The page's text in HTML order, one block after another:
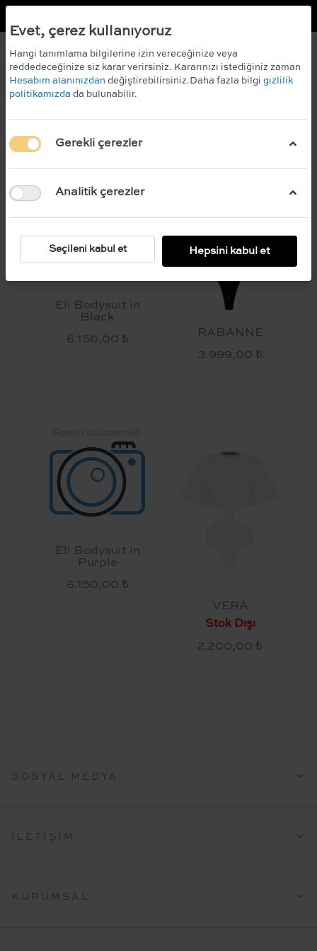
Eli Bodysuit in
Black
6.150,00 ₺
RABANNE
3.999,00 ₺
Eli Bodysuit in
Purple
6.150,00 ₺
VERA
Stok Dışı
2.200,00 ₺
SOSYAL MEDYA
İLETIŞIM
KURUMSAL
Evet, çerez kullanıyoruz
Hangi tanımlama bilgilerine izin vereceğinize veya
reddedeceğinize siz karar verirsiniz. Kararınızı istediğiniz zaman
Hesabım alanınızdan değiştirebilirsiniz.Daha fazla bilgi gizlilik
politikamızda da bulunabilir.
Gerekli çerezler
Analitik çerezler
Seçileni kabul et Hepsini kabul et